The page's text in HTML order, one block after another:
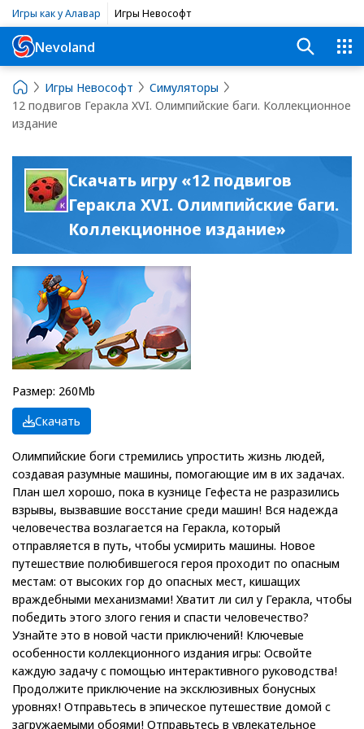
Игры как у Алавар Игры Невософт
Nevoland
Игры Невософт
Симуляторы
12 подвигов Геракла XVI. Олимпийские баги. Коллекционное
издание
Скачать игру «12 подвигов
Геракла XVI. Олимпийские баги.
Коллекционное издание»
Размер: 260Mb
Скачать
Олимпийские боги стремились упростить жизнь людей,
создавая разумные машины, помогающие им в их задачах.
План шел хорошо, пока в кузнице Гефеста не разразились
взрывы, вызвавшие восстание среди машин! Вся надежда
человечества возлагается на Геракла, который
отправляется в путь, чтобы усмирить машины. Новое
путешествие полюбившегося героя проходит по опасным
местам: от высоких гор до опасных мест, кишащих
враждебными механизмами! Хватит ли сил у Геракла, чтобы
победить этого злого гения и спасти человечество?
Узнайте это в новой части приключений! Ключевые
особенности коллекционного издания игры: Освойте
каждую задачу с помощью интерактивного руководства!
Продолжите приключение на эксклюзивных бонусных
уровнях! Отправьтесь в эпическое путешествие домой с
загружаемыми обоями! Отправьтесь в увлекательное